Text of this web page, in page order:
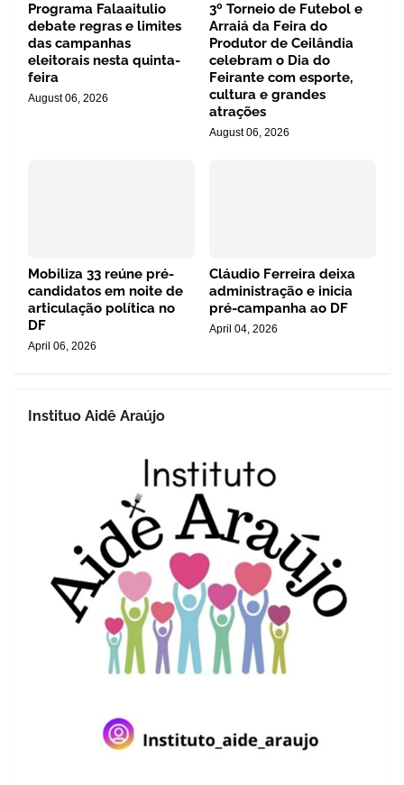
Programa Falaaitulio
debate regras e limites
das campanhas
eleitorais nesta quinta-
feira
August 06, 2026
3º Torneio de Futebol e
Arraiá da Feira do
Produtor de Ceilândia
celebram o Dia do
Feirante com esporte,
cultura e grandes
atrações
August 06, 2026
Mobiliza 33 reúne pré-
candidatos em noite de
articulação política no
DF
April 06, 2026
Cláudio Ferreira deixa
administração e inicia
pré-campanha ao DF
April 04, 2026
Instituo Aidê Araújo